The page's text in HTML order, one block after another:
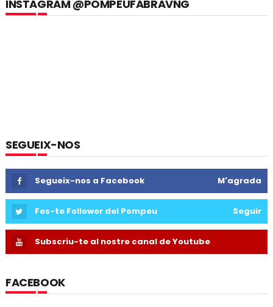
INSTAGRAM @POMPEUFABRAVNG
SEGUEIX-NOS
Segueix-nos a Facebook M'agrada
Fes-te Follower del Pompeu Seguir
Subscriu-te al nostre canal de Youtube
FACEBOOK